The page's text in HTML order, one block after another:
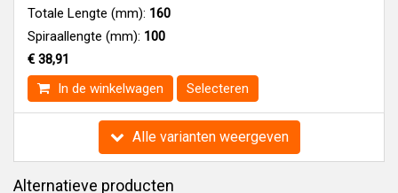
Totale Lengte (mm): 160
Spiraallengte (mm): 100
€ 38,91
In de winkelwagen
Selecteren
Alle varianten weergeven
Alternatieve producten